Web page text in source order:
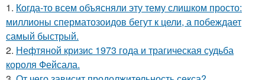
1. Когда-то всем объясняли эту тему слишком просто:
миллионы сперматозоидов бегут к цели, а побеждает
самый быстрый.
2. Нефтяной кризис 1973 года и трагическая судьба
короля Фейсала.